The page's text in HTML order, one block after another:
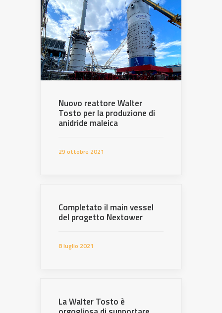
Nuovo reattore Walter
Tosto per la produzione di
anidride maleica
29 ottobre 2021
Completato il main vessel
del progetto Nextower
8 luglio 2021
La Walter Tosto è